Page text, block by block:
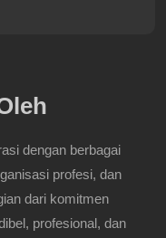
dengan berbagai
profesi, dan
dari komitmen
profesional, dan